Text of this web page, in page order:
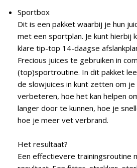
Sportbox
Dit is een pakket waarbij je hun
met een sportplan. Je kunt hierbij
klare tip-top 14-daagse
Frecious juices te gebruiken in
(top)sportroutine. In dit pakket
de slowjuices in kunt zetten om
verbeteren, hoe het kan helpen
langer door te kunnen, hoe je
hoe je meer vet verbrand.
Het resultaat?
Een effectievere trainingsroutine